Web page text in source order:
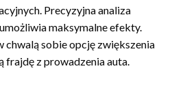
Precyzyjna analiza
maksymalne efekty.
chwalą sobie opcję zwiększenia
frajdę z prowadzenia auta.